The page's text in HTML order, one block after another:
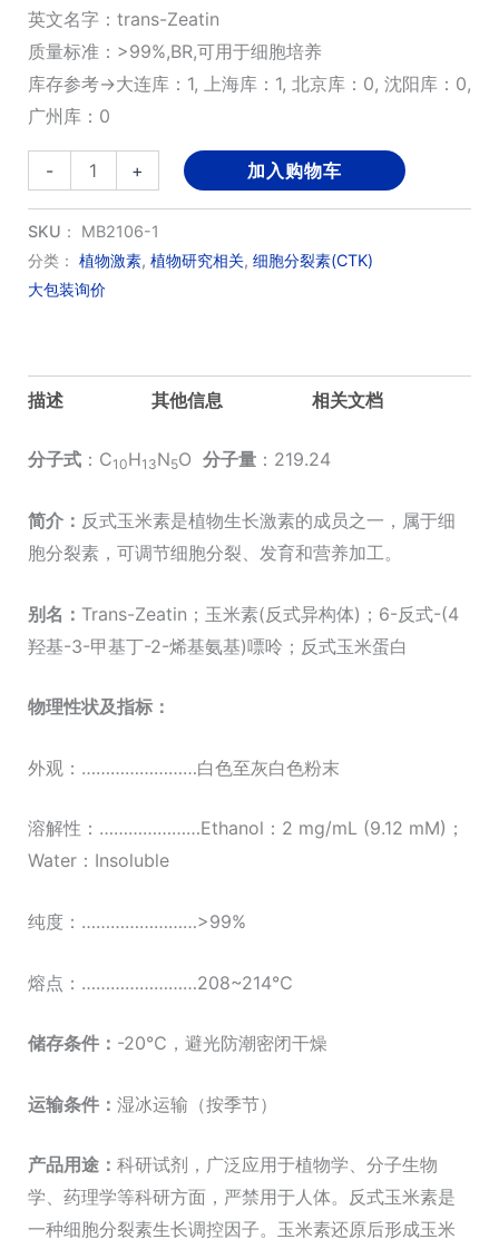
英文名字：trans-Zeatin
质量标准：>99%,BR,可用于细胞培养
库存参考→大连库：1, 上海库：1, 北京库：0, 沈阳库：0,
广州库：0
-
式
玉
米
素；
米
数
+ 加入购物车
SKU： MB2106-1
分类： 植物激素, 植物研究相关, 细胞分裂素(CTK)
大包装询价
描述 其他信息 相关文档
分子式：C10H13N5O 分子量：219.24
简介： 反式玉米素是植物生长激素的成员之一，属于细
胞分裂素，可调节细胞分裂、发育和营养加工。
别名： Trans-Zeatin；玉米素(反式异构体)；6-反式-(4
羟基-3-甲基丁-2-烯基氨基)嘌呤；反式玉米蛋白
物理性状及指标：
外观：……………………白色至灰白色粉末
溶解性：…………………Ethanol：2 mg/mL (9.12 mM)；
Water：Insoluble
纯度：……………………>99%
熔点：……………………208~214℃
储存条件： -20℃，避光防潮密闭干燥
运输条件： 湿冰运输（按季节）
产品用途： 科研试剂，广泛应用于植物学、分子生物
学、药理学等科研方面，严禁用于人体。反式玉米素是
一种细胞分裂素生长调控因子。玉米素还原后形成玉米